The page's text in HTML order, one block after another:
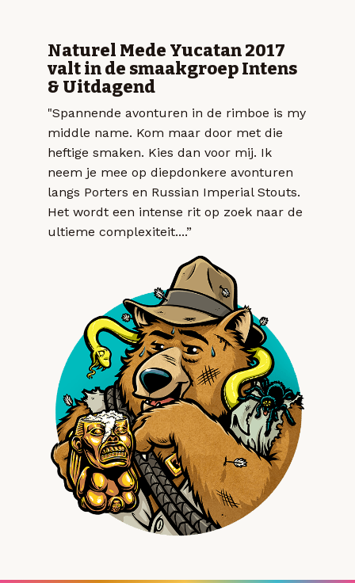
Naturel Mede Yucatan 2017
valt in de smaakgroep Intens
& Uitdagend
"Spannende avonturen in de rimboe is my
middle name. Kom maar door met die
heftige smaken. Kies dan voor mij. Ik
neem je mee op diepdonkere avonturen
langs Porters en Russian Imperial Stouts.
Het wordt een intense rit op zoek naar de
ultieme complexiteit....”